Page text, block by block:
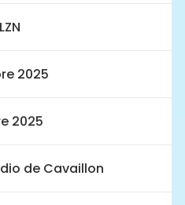
2025
2025
de Cavaillon